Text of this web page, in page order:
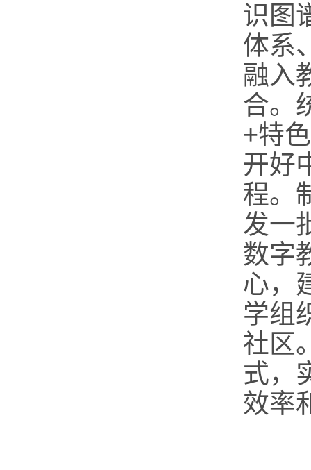
识图
体系
融入
合。
+特
开好
程。
发一
数字
心，
学组
社区
式，
效率